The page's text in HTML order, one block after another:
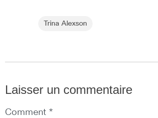
Trina Alexson
Laisser un commentaire
Comment *